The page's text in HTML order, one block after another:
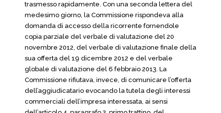
trasmesso rapidamente. Con una seconda lettera del
medesimo giorno, la Commissione rispondeva alla
domanda di accesso della ricorrente fornendole
copia parziale del verbale di valutazione del 20
novembre 2012, del verbale di valutazione finale della
sua offerta del 19 dicembre 2012 e del verbale
globale di valutazione del 6 febbraio 2013. La
Commissione rifiutava, invece, di comunicare l’offerta
dell’aggiudicatario evocando la tutela degli interessi
commerciali dell’impresa interessata, ai sensi